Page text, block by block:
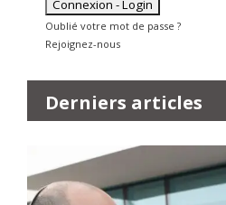
Oublié votre mot de passe ?
Rejoignez-nous
Derniers articles